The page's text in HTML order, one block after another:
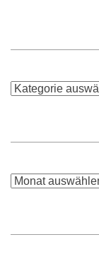
Kategorien
Archiv